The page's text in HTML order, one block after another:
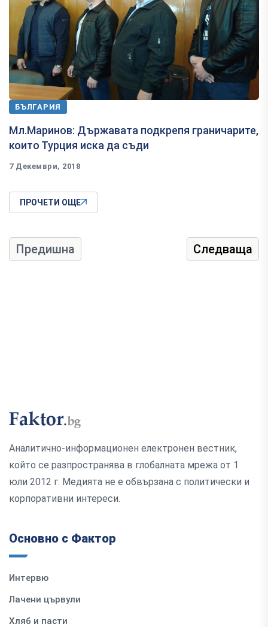
БЪЛГАРИЯ
Мл.Маринов: Държавата подкрепя граничарите,
които Турция иска да съди
7 Декември, 2018
ПРОЧЕТИ ОЩЕ
Предишна Следваща
Аналитично-информационен електронен вестник,
който се разпространява в глобалната мрежа от 1
юли 2012 г. Медията не е обвързана с политически и
корпоративни интереси.
Основно с Фактор
Интервю
Лачени цървули
Хляб и пасти